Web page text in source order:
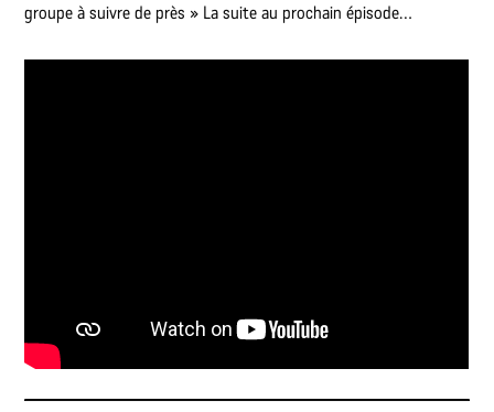
groupe à suivre de près » La suite au prochain épisode…